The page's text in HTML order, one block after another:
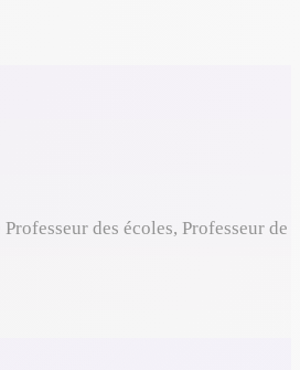
des écoles, Professeur de